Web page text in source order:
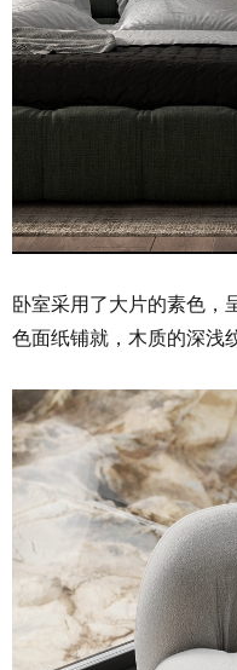
卧室采用了大片的素色，
色面纸铺就，木质的深浅